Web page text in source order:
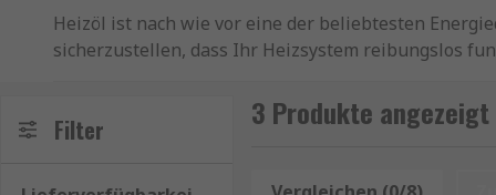
Heizöl ist nach wie vor eine der beliebtesten
sicherzustellen, dass Ihr Heizsystem reibungslos
Bestandteil Ihrer Heizungsanlage. Er trägt dazu
reduzieren. Wenn Sie sicherstellen möchten, dass
Komfort und Energieeffizienz zu genießen.Heizung
Filter 3 Produkte